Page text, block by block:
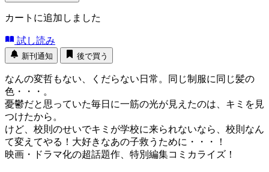
カートに追加しました
試し読み
新刊通知 後で買う
なんの変哲もない、くだらない日常。同じ制服に同じ髪の
色・・・。
憂鬱だと思っていた毎日に一筋の光が見えたのは、キミを見
つけたから。
けど、校則のせいでキミが学校に来られないなら、校則なん
て変えてやる！大好きなあの子救うために・・・！
映画・ドラマ化の超話題作、特別編集コミカライズ！